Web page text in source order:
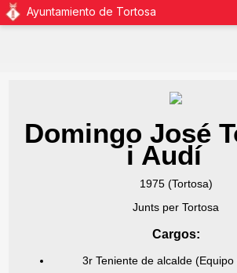
Ayuntamiento de Tortosa
Domingo José
i Audí
1975 (Tortosa)
Junts per Tortosa
Cargos:
3r Teniente de alcalde